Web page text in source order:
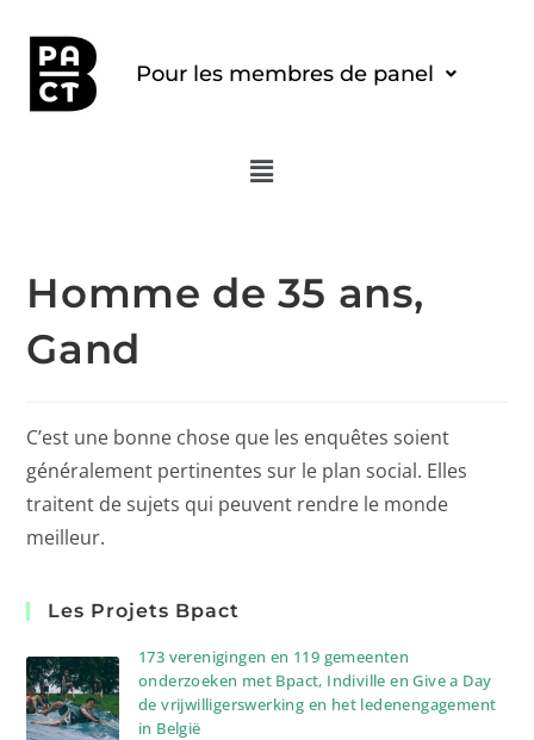
Pour les membres de panel
Homme de 35 ans,
Gand
C’est une bonne chose que les enquêtes soient
généralement pertinentes sur le plan social. Elles
traitent de sujets qui peuvent rendre le monde
meilleur.
Les Projets Bpact
173 verenigingen en 119 gemeenten
onderzoeken met Bpact, Indiville en Give a Day
de vrijwilligerswerking en het ledenengagement
in België